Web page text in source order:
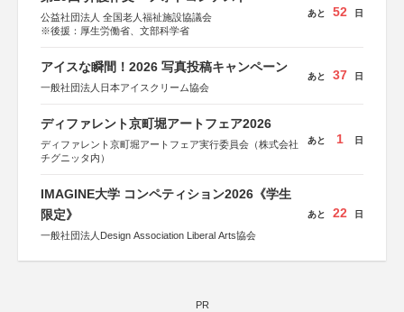
公益社団法人 全国老人福祉施設協議会
※後援：厚生労働省、文部科学省
あと 52 日
アイスな瞬間！2026 写真投稿キャンペーン
一般社団法人日本アイスクリーム協会
あと 37 日
ディファレント京町堀アートフェア2026
ディファレント京町堀アートフェア実行委員会（株式会社
チグニッタ内）
あと 1 日
IMAGINE大学 コンペティション2026《学生
限定》
一般社団法人Design Association Liberal Arts協会
あと 22 日
PR